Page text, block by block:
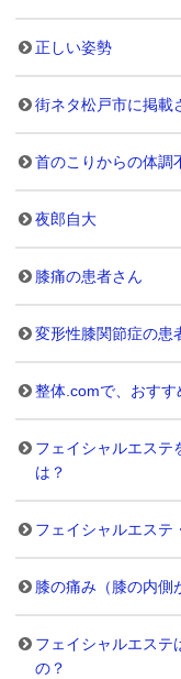
正しい姿勢
街ネタ松戸市に掲載
首のこりからの体調
夜郎自大
膝痛の患者さん
変形性膝関節症の患
整体.comで、おすす
フェイシャルエステ
は？
フェイシャルエステ
膝の痛み（膝の内側
フェイシャルエステ
の？